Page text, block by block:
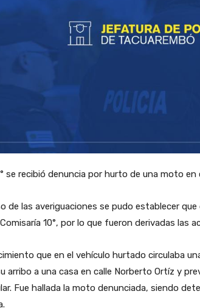
se recibió denuncia por hurto de una moto en
de las averiguaciones se pudo establecer
10°, por lo que fueron derivadas las
que en el vehículo hurtado circulaba
arribo a una casa en calle Norberto Ortíz y
Fue hallada la moto denunciada, siendo